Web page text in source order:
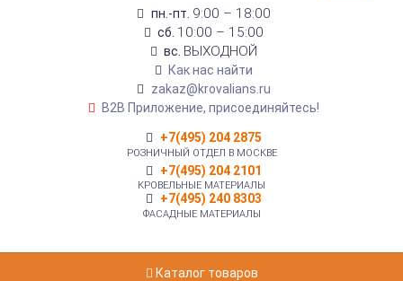
пн.-пт. 9:00 – 18:00
сб. 10:00 – 15:00
вс. ВЫХОДНОЙ
Как нас найти
zakaz@krovalians.ru
B2B Приложение, присоединяйтесь!
+7(495) 204 2875
РОЗНИЧНЫЙ ОТДЕЛ В МОСКВЕ
+7(495) 204 2101
КРОВЕЛЬНЫЕ МАТЕРИАЛЫ
+7(495) 240 8303
ФАСАДНЫЕ МАТЕРИАЛЫ
Каталог товаров